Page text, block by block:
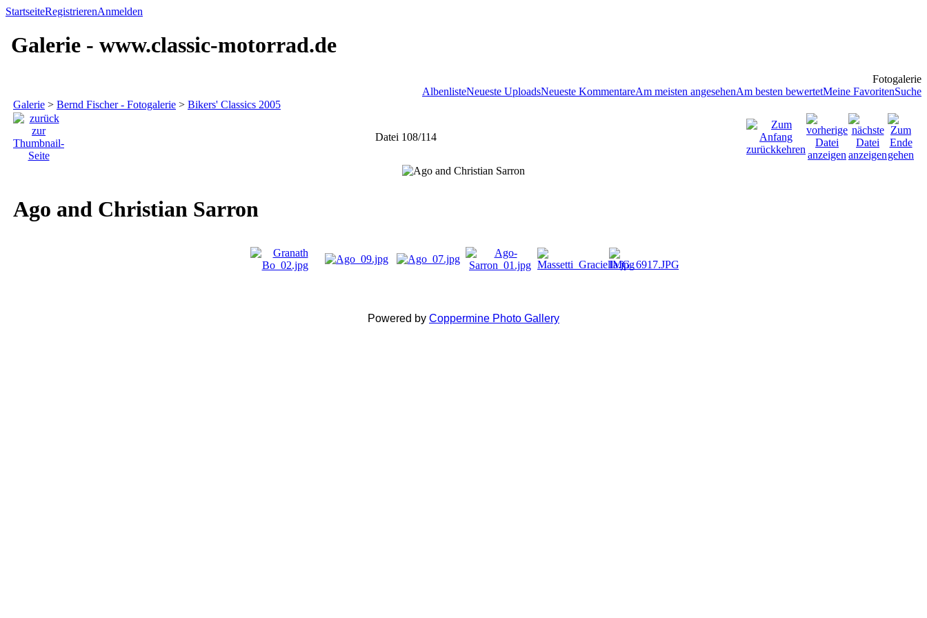
StartseiteRegistrierenAnmelden
Galerie - www.classic-motorrad.de
Fotogalerie
AlbenlisteNeueste UploadsNeueste KommentareAm meisten angesehenAm besten bewertetMeine FavoritenSuche
Galerie > Bernd Fischer - Fotogalerie > Bikers' Classics 2005
Datei 108/114
Ago and Christian Sarron
Powered by Coppermine Photo Gallery